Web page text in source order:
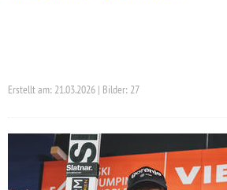
Erstellt am: 21.03.2026 | Bilder: 27